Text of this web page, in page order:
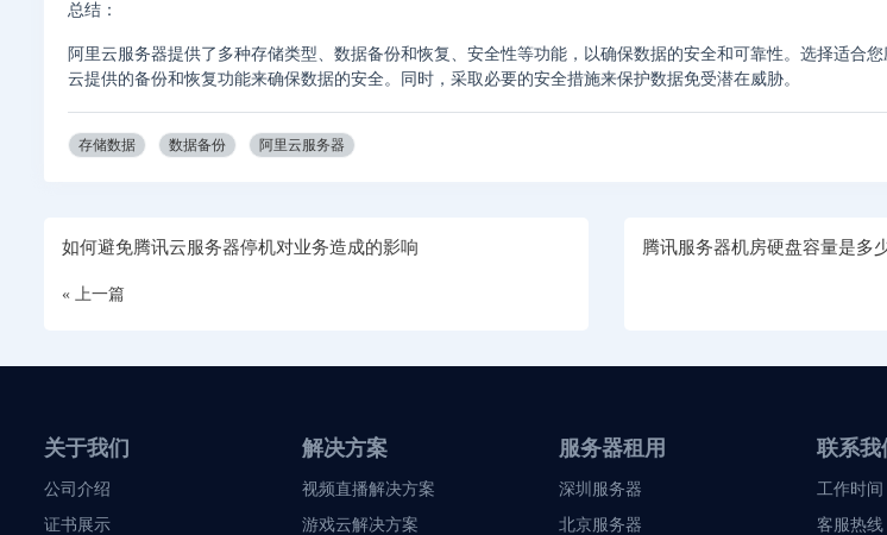
总结：
阿里云服务器提供了多种存储类型、数据备份和恢复、安全性等功能，以确保数据的安全和可靠性。选择适合
云提供的备份和恢复功能来确保数据的安全。同时，采取必要的安全措施来保护数据免受潜在威胁。
存储数据 数据备份 阿里云服务器
如何避免腾讯云服务器停机对业务造成的影响
« 上一篇
腾讯服务器机房硬盘容量是多
关于我们
公司介绍
证书展示
解决方案
视频直播解决方案
游戏云解决方案
服务器租用
深圳服务器
北京服务器
联系我
工作时间
客服热线